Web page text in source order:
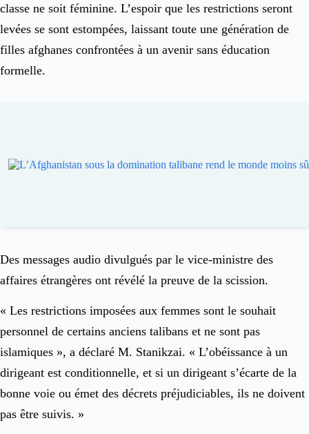
classe ne soit féminine. L’espoir que les restrictions seront
levées se sont estompées, laissant toute une génération de
filles afghanes confrontées à un avenir sans éducation
formelle.
Des messages audio divulgués par le vice-ministre des
affaires étrangères ont révélé la preuve de la scission.
« Les restrictions imposées aux femmes sont le souhait
personnel de certains anciens talibans et ne sont pas
islamiques », a déclaré M. Stanikzai. « L’obéissance à un
dirigeant est conditionnelle, et si un dirigeant s’écarte de la
bonne voie ou émet des décrets préjudiciables, ils ne doivent
pas être suivis. »